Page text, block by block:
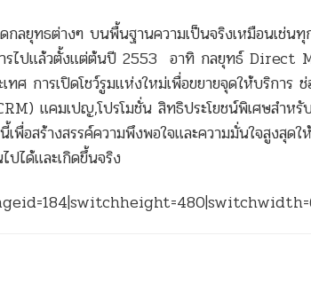
ลยุทธต่างๆ บนพื้นฐานความเป็นจริงเหมือนเช่น
ารไปแล้วตั้งแต่ต้นปี 2553 อาทิ กลยุทธ์ Direct
ทศ การเปิดโชว์รูมแห่งใหม่เพื่อขยายจุดให้บริการ
แคมเปญ,โปรโมชั่น สิทธิประโยชน์พิเศษสำหรั
อสร้างสรรค์ความพึงพอใจและความมั่นใจสูงสุดใ
ได้และเกิดขึ้นจริง